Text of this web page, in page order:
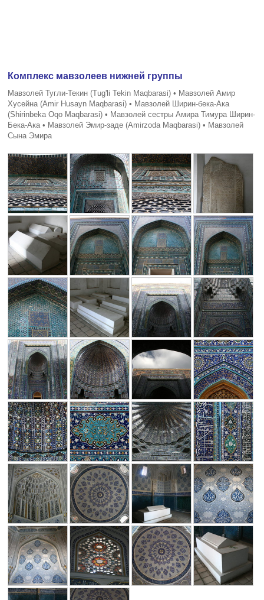
Комплекс мавзолеев нижней группы
Мавзолей Тугли-Текин (Tug'li Tekin Maqbarasi) • Мавзолей Амир
Хусейна (Amir Husayn Maqbarasi) • Мавзолей Ширин-бека-Ака
(Shirinbeka Oqo Maqbarasi) • Мавзолей сестры Амира Тимура Ширин-
Бека-Ака • Мавзолей Эмир-заде (Amirzoda Maqbarasi) • Мавзолей
Сына Эмира